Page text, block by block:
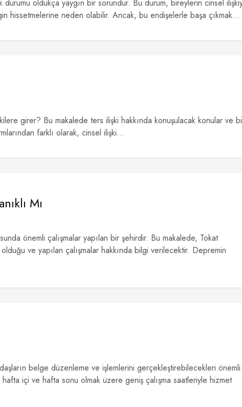
oldukça yaygın bir sorundur. Bu durum, bireylerin cinsel
hissetmelerine neden olabilir. Ancak, bu endişelerle başa çıkmak...
girer? Bu makalede ters ilişki hakkında konuşulacak konular ve
farklı olarak, cinsel ilişki...
Mı
önemli çalışmalar yapılan bir şehirdir. Bu makalede, Tokat
ve yapılan çalışmalar hakkında bilgi verilecektir. Depremin
belge düzenleme ve işlemlerini gerçekleştirebilecekleri önemli
içi ve hafta sonu olmak üzere geniş çalışma saatleriyle hizmet